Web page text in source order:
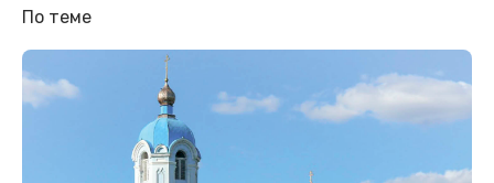
По теме